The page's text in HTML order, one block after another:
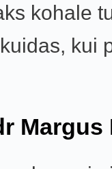
kohale
kui
Margus